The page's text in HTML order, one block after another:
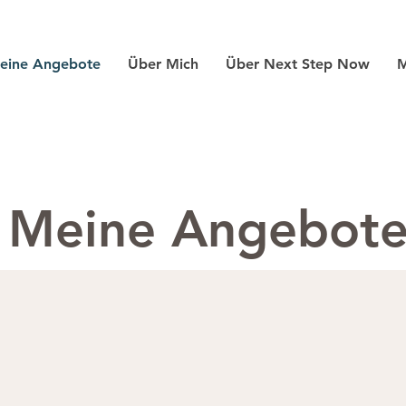
Angebote Über Mich Über Next Step Now
Meine Angebote